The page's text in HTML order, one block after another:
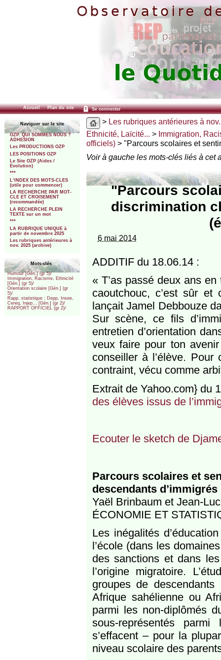
Accueil Plan du site Se connecter
Naviguer sur le site
OZP. QUI SOMMES NOUS ?
ADHESION
Les PRODUCTIONS OZP
LES POSITIONS OZP
Le Site OZP (Aides /
Evolution)
***
L’INDEX DES MOTS-CLES
(utile pour commencer)
LA RECHERCHE PAR MOT-
CLE ET CROISEMENT
(recommandée)
LA RECHERCHE PLEIN
TEXTE sur un mot
***
LA RUBRIQUE UNIQUE à
partir de novembre 2025
Les rubriques antérieures à
nov. 2025 (archive)
Mots-clés
Humour [Gén.] (gr 5)/
Immigration, Racisme, Ethnicité
[Gén.] (gr 5)/
Orientation scolaire [Gén.] (gr
5)/
Rapp. statistique : Depp, Insee,
Cereq, Injep... [Gén.] (gr 2)/
RAPPORT OFFICIEL (gr 2)/
> Les rubriques antérieures à
Ethnicité, Laïcité... > Immigration,
officiels)> "Parcours scolaires et
Voir à gauche les mots-clés liés à cet
"Parcours
discrimination
6 mai 2014
ADDITIF du 18.06.14 :
« T’as passé deux ans
caoutchouc, c’est sûr
lançait Jamel Debbouze
Sur scène, ce fils
entretien d’orientation
veux faire pour ton
conseiller à l’élève.
contraint, vécu comme
Extrait de Yahoo.com} du
des élèves issus de
Ecouter le sketch de
Parcours scolaires et
descendants d’immigrés
Yaël Brinbaum et
ÉCONOMIE ET
Les inégalités
l’école (dans les
des sanctions et dans
l’origine migratoire.
groupes de descendants
Afrique sahélienne ou
parmi les non‑diplômés
sous‑représentés
s’effacent – pour la
niveau scolaire des